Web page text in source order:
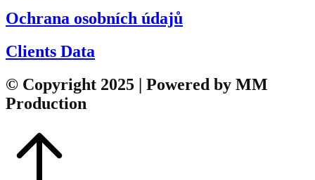
Ochrana osobních údajů
Clients Data
© Copyright 2025 | Powered by MM
Production​